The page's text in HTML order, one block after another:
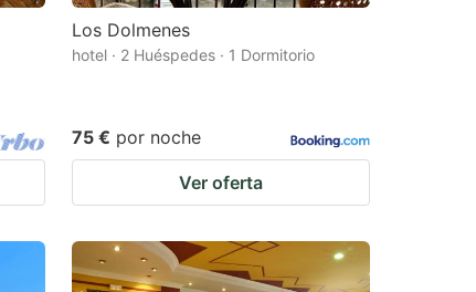
Los Dolmenes
hotel · 2 Huéspedes · 1 Dormitorio
75 € por noche
Ver oferta